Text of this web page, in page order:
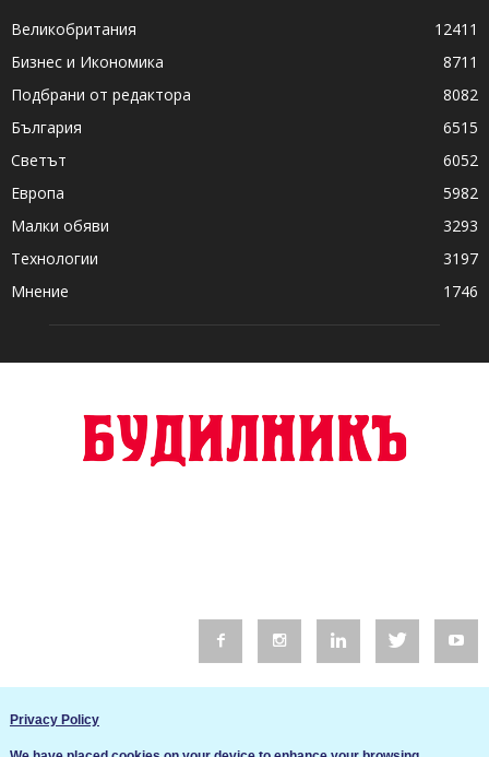
Великобритания
12411
Бизнес и Икономика
8711
Подбрани от редактора
8082
България
6515
Светът
6052
Европа
5982
Малки обяви
3293
Технологии
3197
Мнение
1746
Privacy Policy